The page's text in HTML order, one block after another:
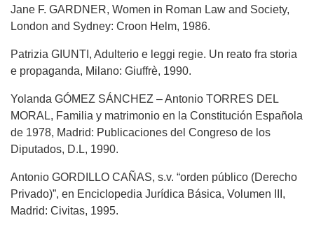
Jane F. GARDNER, Women in Roman Law and Society,
London and Sydney: Croon Helm, 1986.
Patrizia GIUNTI, Adulterio e leggi regie. Un reato fra storia
e propaganda, Milano: Giuffrè, 1990.
Yolanda GÓMEZ SÁNCHEZ – Antonio TORRES DEL
MORAL, Familia y matrimonio en la Constitución Española
de 1978, Madrid: Publicaciones del Congreso de los
Diputados, D.L, 1990.
Antonio GORDILLO CAÑAS, s.v. “orden público (Derecho
Privado)”, en Enciclopedia Jurídica Básica, Volumen III,
Madrid: Civitas, 1995.